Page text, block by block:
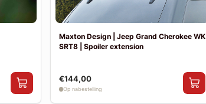
Maxton Design | Jeep Grand Cherokee WK
SRT8 | Spoiler extension
€144,00
Op nabestelling